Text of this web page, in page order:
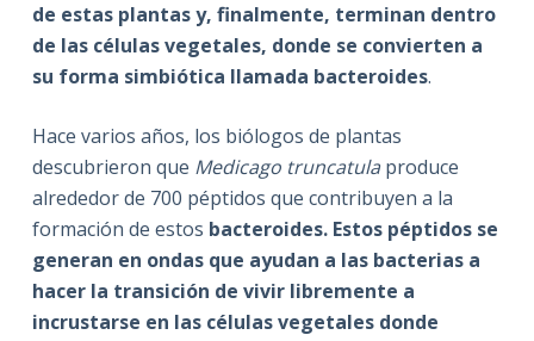
de estas plantas y, finalmente, terminan dentro
de las células vegetales, donde se convierten a
su forma simbiótica llamada bacteroides.
Hace varios años, los biólogos de plantas
descubrieron que Medicago truncatulaproduce
alrededor de 700 péptidos que contribuyen a la
formación de estos bacteroides. Estos péptidos se
generan en ondas que ayudan a las bacterias a
hacer la transición de vivir libremente a
incrustarse en las células vegetales donde